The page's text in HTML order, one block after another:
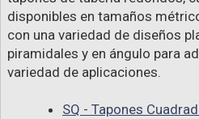
disponibles en tamaños
con una variedad de diseños
piramidales y en ángulo para
variedad de aplicaciones.
SQ - Tapones